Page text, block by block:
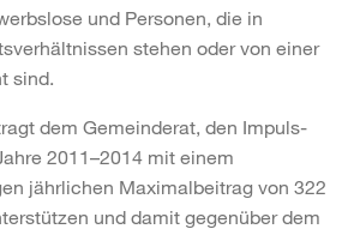
und Personen, die in
stehen oder von einer
sind.
dem Gemeinderat, den Impuls-
2011–2014 mit einem
jährlichen Maximalbeitrag von 322
und damit gegenüber dem